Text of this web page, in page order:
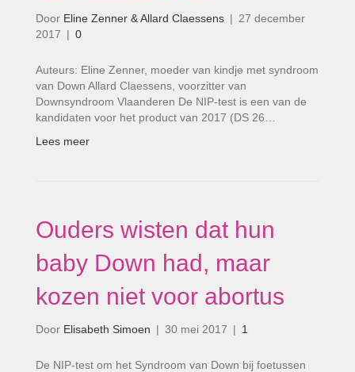
Door Eline Zenner & Allard Claessens | 27 december
2017 | 0
Auteurs: Eline Zenner, moeder van kindje met syndroom
van Down Allard Claessens, voorzitter van
Downsyndroom Vlaanderen De NIP-test is een van de
kandidaten voor het product van 2017 (DS 26…
Lees meer
Ouders wisten dat hun
baby Down had, maar
kozen niet voor abortus
Door Elisabeth Simoen | 30 mei 2017 | 1
De NIP-test om het Syndroom van Down bij foetussen